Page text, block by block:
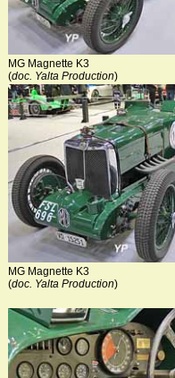
MG Magnette K3
(doc. Yalta Production)
MG Magnette K3
(doc. Yalta Production)